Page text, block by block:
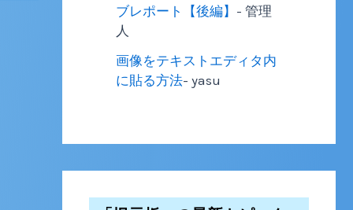
ブレポート【後編】 - 管理
人
画像をテキストエディタ内
に貼る方法- yasu